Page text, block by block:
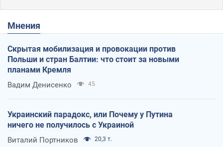
Мнения
Скрытая мобилизация и провокации против
Польши и стран Балтии: что стоит за новыми
планами Кремля
Вадим Денисенко 45
Украинский парадокс, или Почему у Путина
ничего не получилось с Украиной
Виталий Портников 20,3 т.